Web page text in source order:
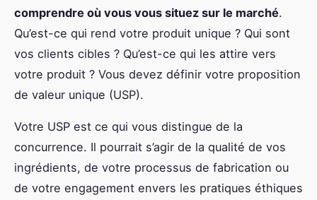
comprendre où vous vous situez sur le marché.
Qu’est-ce qui rend votre produit unique ? Qui sont
vos clients cibles ? Qu’est-ce qui les attire vers
votre produit ? Vous devez définir votre proposition
de valeur unique (USP).
Votre USP est ce qui vous distingue de la
concurrence. Il pourrait s’agir de la qualité de vos
ingrédients, de votre processus de fabrication ou
de votre engagement envers les pratiques éthiques